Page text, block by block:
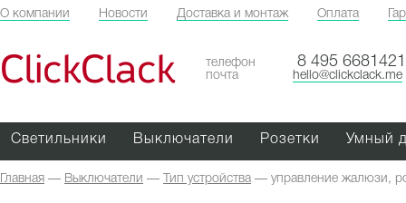
О компании Новости Доставка и монтаж Оплата
ClickClack телефон 8 495 6681421
почта hello@clickclack.me
Светильники Выключатели Розетки Умный
Главная — Выключатели — Тип устройства — управление жалюзи,